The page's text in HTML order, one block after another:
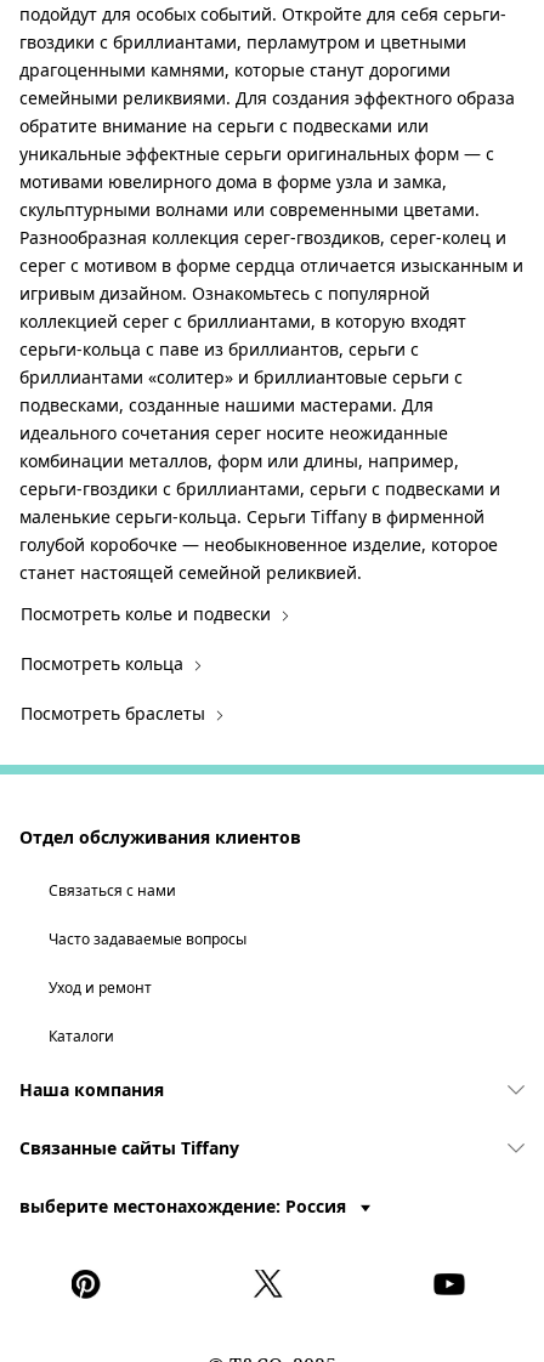
подойдут для особых событий. Откройте для себя серьги-
гвоздики с бриллиантами, перламутром и цветными
драгоценными камнями, которые станут дорогими
семейными реликвиями. Для создания эффектного образа
обратите внимание на серьги с подвесками или
уникальные эффектные серьги оригинальных форм — с
мотивами ювелирного дома в форме узла и замка,
скульптурными волнами или современными цветами.
Разнообразная коллекция серег-гвоздиков, серег-колец и
серег с мотивом в форме сердца отличается изысканным и
игривым дизайном. Ознакомьтесь с популярной
коллекцией серег с бриллиантами, в которую входят
серьги-кольца с паве из бриллиантов, серьги с
бриллиантами «солитер» и бриллиантовые серьги с
подвесками, созданные нашими мастерами. Для
идеального сочетания серег носите неожиданные
комбинации металлов, форм или длины, например,
серьги-гвоздики с бриллиантами, серьги с подвесками и
маленькие серьги-кольца. Серьги Tiffany в фирменной
голубой коробочке — необыкновенное изделие, которое
станет настоящей семейной реликвией.
Посмотреть колье и подвески
Посмотреть кольца
Посмотреть браслеты
Отдел обслуживания клиентов
Связаться с нами
Часто задаваемые вопросы
Уход и ремонт
Каталоги
Наша компания
Связанные сайты Tiffany
выберите местонахождение: Россия